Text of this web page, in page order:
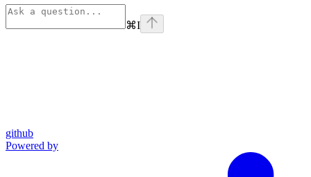
⌘I
github
Powered by